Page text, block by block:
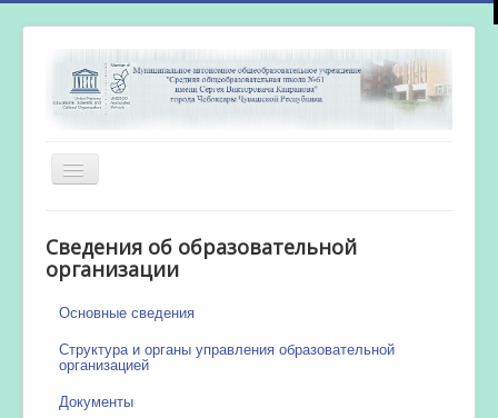
Включить/
выключить
Новости
Сведения об образовательной
организации
Основные сведения
Структура и органы управления образовательной
организацией
Документы